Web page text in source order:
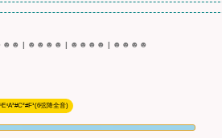
☻ ☻ | ☻ ☻ ☻ ☻ | ☻ ☻ ☻ ☻ | ☻ ☻ ☻ ☻
弦降全音)